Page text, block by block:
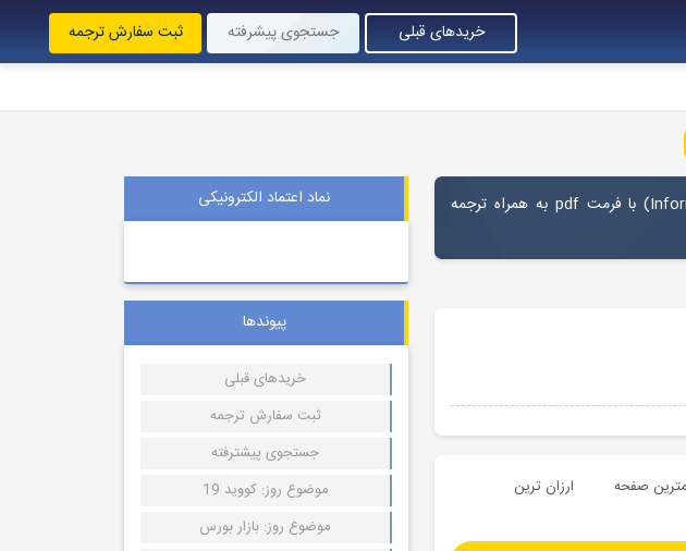
خریدهای قبلی جستجوی پیشرفته ثبت سفارش ترجمه
دانلود رایگان مقالات انگلیسی رشته مدیریت فناوری اطلاعات (Information Technology Management) با فرمت pdf به همراه ترجمه
صفحه
ارزان ترین
نماد اعتماد الکترونیکی
پیوندها
خریدهای قبلی
ثبت سفارش ترجمه
جستجوی پیشترفته
موضوع روز: کووید 19
موضوع روز: بازار بورس